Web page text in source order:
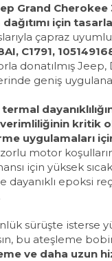
Grand
dağıtımı için
çapraz
C1791,
donatılmış
geniş
kritik
uygulamaları
motor
için yüksek
dayanıklı epoksi
sürüşte isterse
bu ateşleme
ve daha uzun